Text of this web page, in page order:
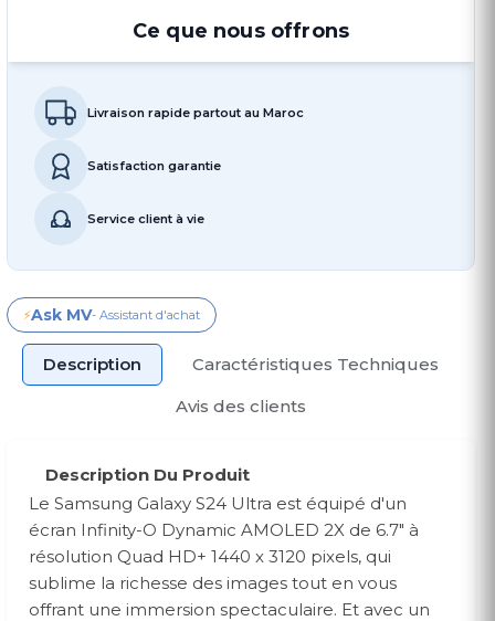
Ce que nous offrons
Livraison rapide partout au Maroc
Satisfaction garantie
Service client à vie
⚡Ask MV- Assistant d'achat
Description
Caractéristiques Techniques
Avis des clients
Description Du Produit
Le Samsung Galaxy S24 Ultra est équipé d'un
écran Infinity-O Dynamic AMOLED 2X de 6.7" à
résolution Quad HD+ 1440 x 3120 pixels, qui
sublime la richesse des images tout en vous
offrant une immersion spectaculaire. Et avec un